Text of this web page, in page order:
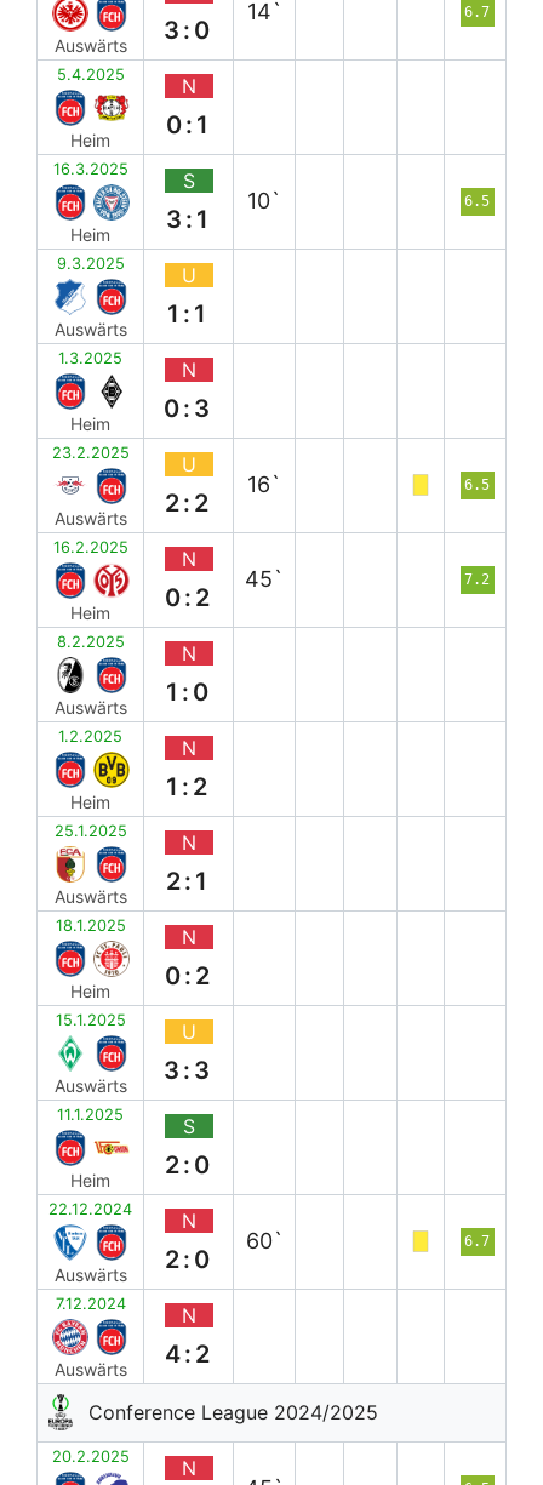
Auswärts
3:0
14` 6.7
5.4.2025
Heim
N
0:1
16.3.2025
Heim
S
3:1
10` 6.5
9.3.2025
Auswärts
U
1:1
1.3.2025
Heim
N
0:3
23.2.2025
Auswärts
U
2:2
16` 6.5
16.2.2025
Heim
N
0:2
45` 7.2
8.2.2025
Auswärts
N
1:0
1.2.2025
Heim
N
1:2
25.1.2025
Auswärts
N
2:1
18.1.2025
Heim
N
0:2
15.1.2025
Auswärts
U
3:3
11.1.2025
Heim
S
2:0
22.12.2024
Auswärts
N
2:0
60` 6.7
7.12.2024
Auswärts
N
4:2
Conference League 2024/2025
20.2.2025 N